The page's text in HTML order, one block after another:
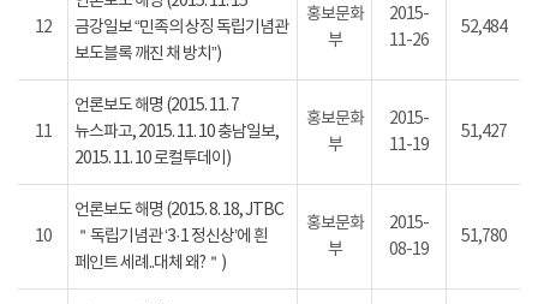
12
금강일보 “민족의 상징 독립기념관
보도블록 깨진 채 방치”)
홍보문화
부
2015-
11-26
52,484
11
언론보도 해명 (2015. 11. 7
뉴스파고, 2015. 11. 10 충남일보,
2015. 11. 10 로컬투데이)
홍보문화
부
2015-
11-19
51,427
10
언론보도 해명 (2015. 8. 18, JTBC
＂독립기념관 ‘3·1 정신상’에 흰
페인트 세례..대체 왜?＂)
홍보문화
부
2015-
08-19
51,780